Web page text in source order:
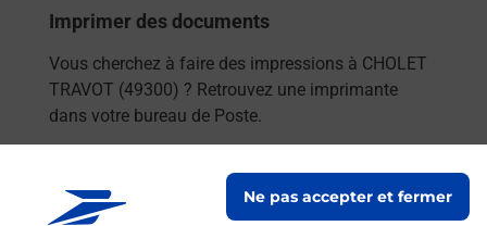
Ne pas accepter et fermer
Imprimer des documents
Vous cherchez à faire des impressions à CHOLET
TRAVOT (49300) ? Retrouvez une imprimante
dans votre bureau de Poste.
En savoir plus